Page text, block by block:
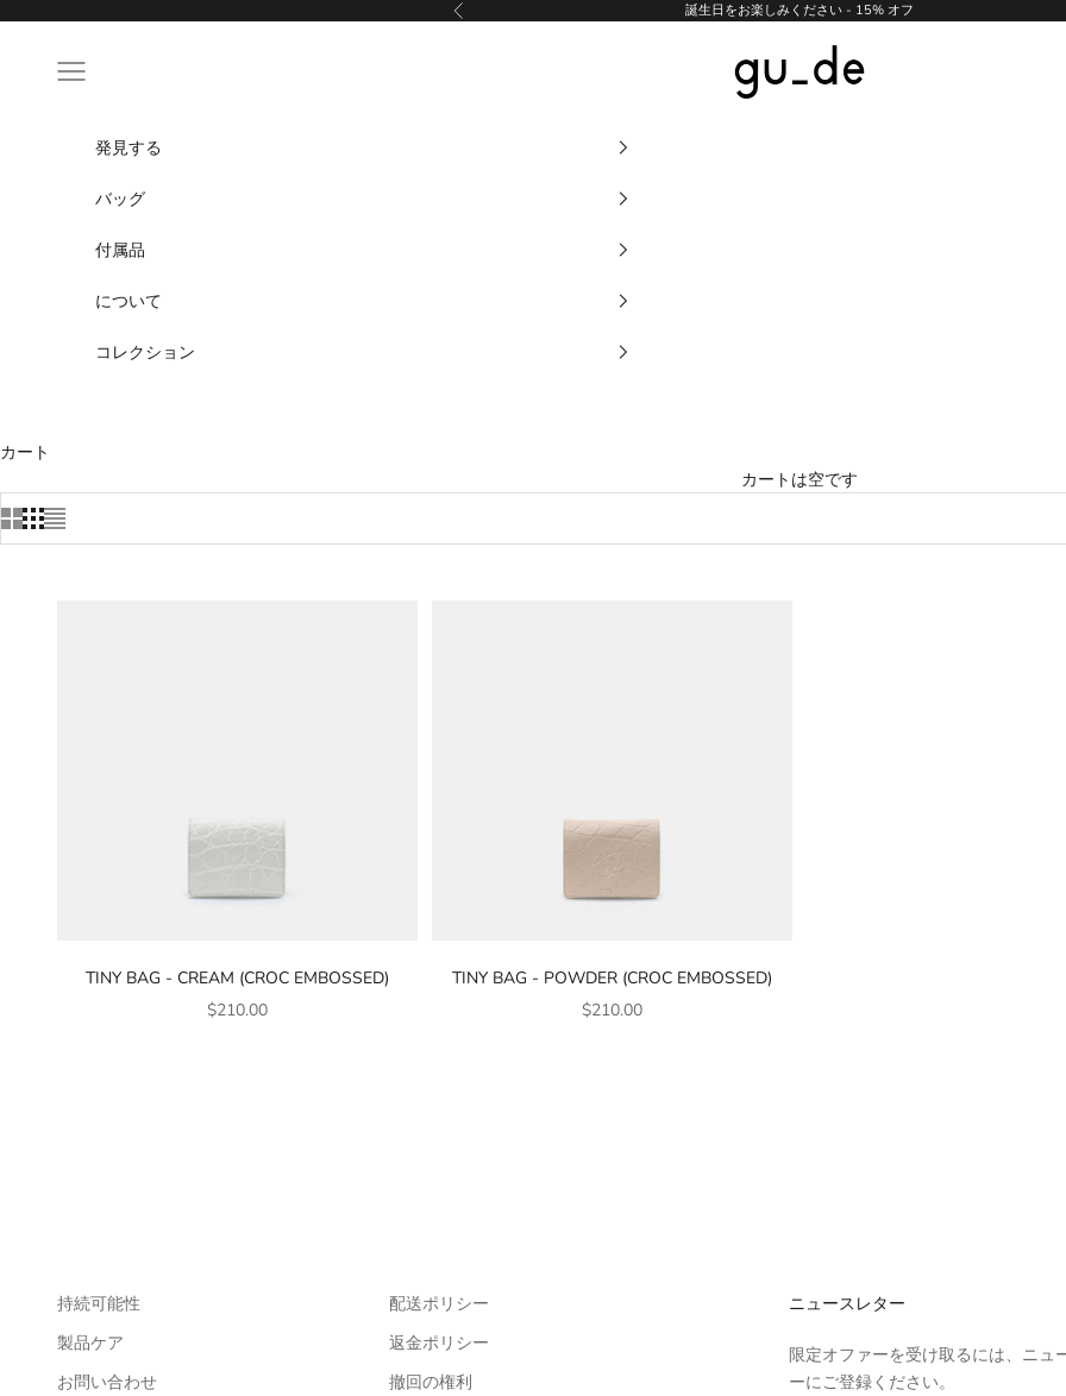
前の 誕生日をお楽しみください - 15% オフ
gu_de
ナビゲーションメニュー
発見する
バッグ
付属品
について
コレクション
カート
カートは空です
TINY BAG - CREAM (CROC EMBOSSED)
販売価格
$210.00
TINY BAG - POWDER (CROC EMBOSSED)
販売価格
$210.00
持続可能性
製品ケア
お問い合わせ
配送ポリシー
返金ポリシー
撤回の権利
ニュースレター
限定オファーを受け取るには、ニュ
ーにご登録ください。